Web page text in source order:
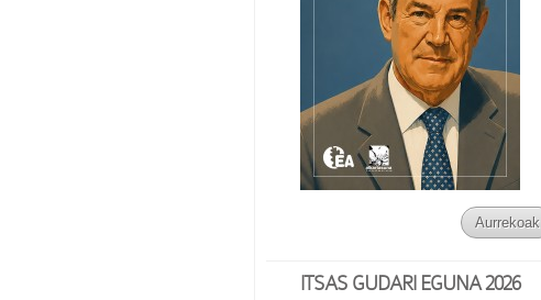
Aurrekoak
ITSAS GUDARI EGUNA 2026